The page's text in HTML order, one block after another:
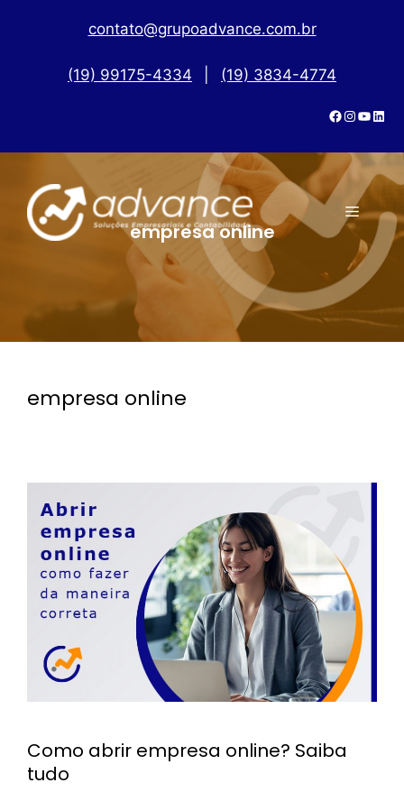
contato@grupoadvance.com.br
(19) 99175-4334 (19) 3834-4774
empresa online
empresa online
Como abrir empresa online? Saiba
tudo